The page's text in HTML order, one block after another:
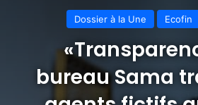
Dossier à la Une Ecofin
bureau Sama